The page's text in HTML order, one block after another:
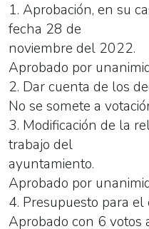
1. Aprobación, en su
fecha 28 de
noviembre del 2022.
Aprobado por
2. Dar cuenta de los
No se somete a
3. Modificación de la
trabajo del
ayuntamiento.
Aprobado por
4. Presupuesto para
Aprobado con 6 votos